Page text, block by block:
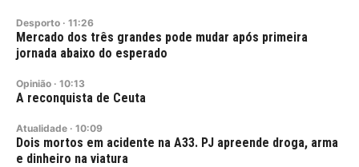
Desporto · 11:26
Mercado dos três grandes pode mudar após primeira
jornada abaixo do esperado
Opinião · 10:13
A reconquista de Ceuta
Atualidade · 10:09
Dois mortos em acidente na A33. PJ apreende droga, arma
e dinheiro na viatura